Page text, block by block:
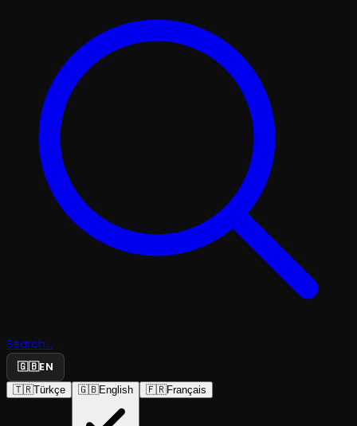
Search...
🇬🇧EN
🇹🇷Türkçe 🇬🇧English 🇫🇷Français